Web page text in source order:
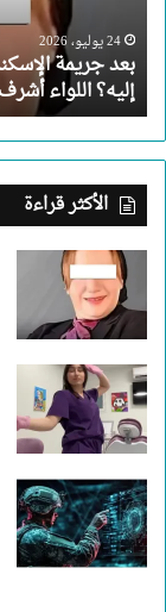
لقتل
أقرب
الناس
إليه؟
اللواء
أشرف
عبد
العزيز
جذور
العنف
الأسري
24 يوليو، 2026
بعد جريمة
إليه؟ اللواء
الأكثر قراءة